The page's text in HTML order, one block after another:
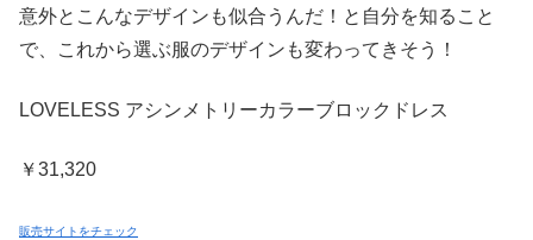
意外とこんなデザインも似合うんだ！と自分を知ること
で、これから選ぶ服のデザインも変わってきそう！
LOVELESS アシンメトリーカラーブロックドレス
￥31,320
販売サイトをチェック